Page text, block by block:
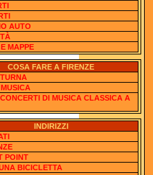
AUTO
MAPPE
COSA FARE A FIRENZE
DI MUSICA CLASSICA A
INDIRIZZI
POINT
BICICLETTA